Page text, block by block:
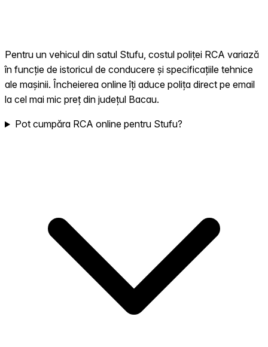
Pentru un vehicul din satul Stufu, costul poliței RCA variază
în funcție de istoricul de conducere și specificațiile tehnice
ale mașinii. Încheierea online îți aduce polița direct pe email
la cel mai mic preț din județul Bacau.
Pot cumpăra RCA online pentru Stufu?